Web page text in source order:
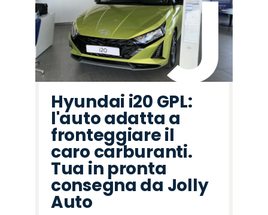
Hyundai i20 GPL:
l'auto adatta a
fronteggiare il
caro carburanti.
Tua in pronta
consegna da Jolly
Auto